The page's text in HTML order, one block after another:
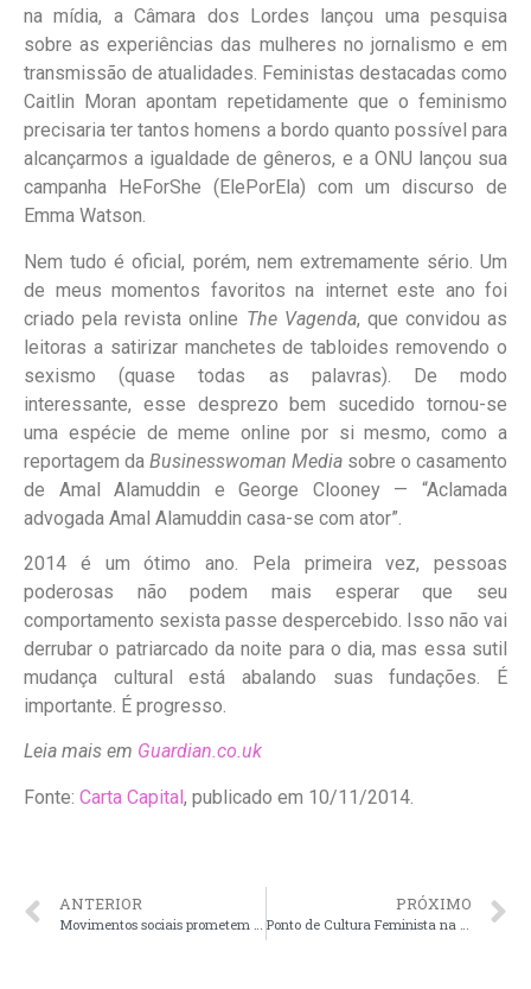
na mídia, a Câmara dos Lordes lançou uma pesquisa
sobre as experiências das mulheres no jornalismo e em
transmissão de atualidades. Feministas destacadas como
Caitlin Moran apontam repetidamente que o feminismo
precisaria ter tantos homens a bordo quanto possível para
alcançarmos a igualdade de gêneros, e a ONU lançou sua
campanha HeForShe (ElePorEla) com um discurso de
Emma Watson.
Nem tudo é oficial, porém, nem extremamente sério. Um
de meus momentos favoritos na internet este ano foi
criado pela revista online The Vagenda, que convidou as
leitoras a satirizar manchetes de tabloides removendo o
sexismo (quase todas as palavras). De modo
interessante, esse desprezo bem sucedido tornou-se
uma espécie de meme online por si mesmo, como a
reportagem da Businesswoman Media sobre o casamento
de Amal Alamuddin e George Clooney — “Aclamada
advogada Amal Alamuddin casa-se com ator”.
2014 é um ótimo ano. Pela primeira vez, pessoas
poderosas não podem mais esperar que seu
comportamento sexista passe despercebido. Isso não vai
derrubar o patriarcado da noite para o dia, mas essa sutil
mudança cultural está abalando suas fundações. É
importante. É progresso.
Leia mais em Guardian.co.uk
Fonte: Carta Capital, publicado em 10/11/2014.
ANTERIOR
Movimentos sociais prometem mobilizações por reforma política
PRÓXIMO
Ponto de Cultura Feminista na Esplanada – Semana da Restinga